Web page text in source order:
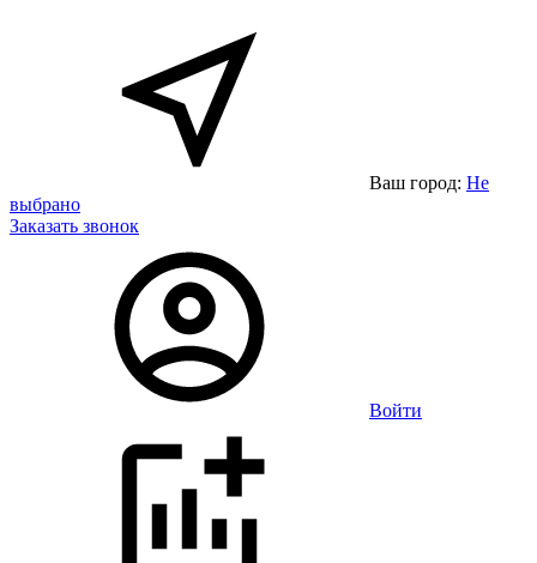
Ваш город: Не
выбрано
Заказать звонок
Войти